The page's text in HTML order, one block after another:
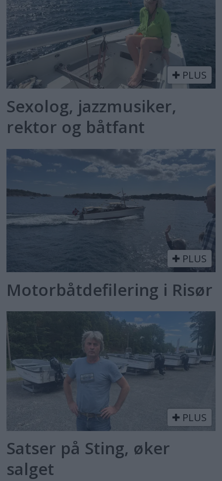
PLUS
Sexolog, jazzmusiker,
rektor og båtfant
PLUS
Motorbåtdefilering i Risør
PLUS
Satser på Sting, øker
salget